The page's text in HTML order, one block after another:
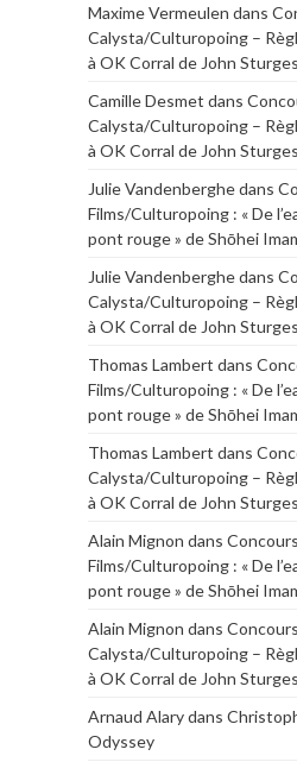
Maxime Vermeulen dans
Calysta/Culturopoing –
à OK Corral de John Sturges
Camille Desmet dans
Calysta/Culturopoing –
à OK Corral de John Sturges
Julie Vandenberghedans
Films/Culturopoing : « De
pont rouge » de Shōhei
Julie Vandenberghedans
Calysta/Culturopoing –
à OK Corral de John Sturges
Thomas Lambert dans
Films/Culturopoing : « De
pont rouge » de Shōhei
Thomas Lambert dans
Calysta/Culturopoing –
à OK Corral de John Sturges
Alain Mignon dans
Films/Culturopoing : « De
pont rouge » de Shōhei
Alain Mignon dans
Calysta/Culturopoing –
à OK Corral de John Sturges
Arnaud Alarydans
Odyssey